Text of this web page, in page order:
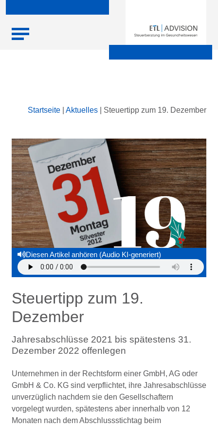
Startseite Aktuelles Steuertipp zum 19. Dezember
Diesen Artikel anhören (Audio KI-generiert)
Steuertipp zum 19.
Dezember
Jahresabschlüsse 2021 bis spätestens 31.
Dezember 2022 offenlegen
Unternehmen in der Rechtsform einer GmbH, AG oder
GmbH & Co. KG sind verpflichtet, ihre Jahresabschlüsse
unverzüglich nachdem sie den Gesellschaftern
vorgelegt wurden, spätestens aber innerhalb von 12
Monaten nach dem Abschlussstichtag beim